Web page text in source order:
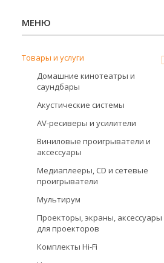
Товары и услуги
Домашние кинотеатры и
саундбары
Акустические системы
AV-ресиверы и усилители
Виниловые проигрыватели и
аксессуары
Медиаплееры, CD и сетевые
проигрыватели
Мультирум
Проекторы, экраны, аксессуары
для проекторов
Комплекты Hi-Fi